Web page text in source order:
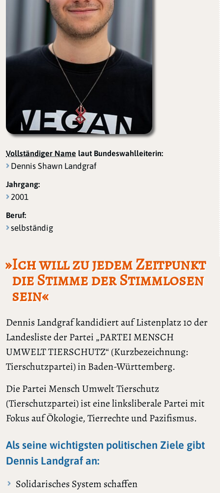
Vollständiger Name laut Bundeswahlleiterin:
Dennis Shawn Landgraf
Jahrgang:
2001
Beruf:
selbständig
»Ich will zu jedem Zeitpunkt
die Stimme der Stimmlosen
sein«
Dennis Landgraf kandidiert auf Listenplatz 10 der
Landesliste der Partei „PARTEI MENSCH
UMWELT TIERSCHUTZ“ (Kurzbezeichnung:
Tierschutzpartei) in Baden-Württemberg.
Die Partei Mensch Umwelt Tierschutz
(Tierschutzpartei) ist eine linksliberale Partei mit
Fokus auf Ökologie, Tierrechte und Pazifismus.
Als seine wichtigsten politischen Ziele gibt
Dennis Landgraf an:
Solidarisches System schaffen